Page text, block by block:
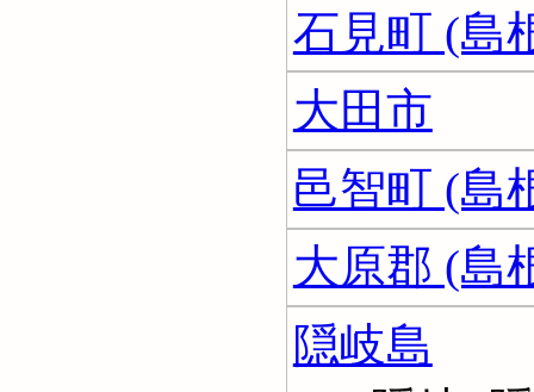
石見町 (島
大田市
邑智町 (島
大原郡 (島
隠岐島